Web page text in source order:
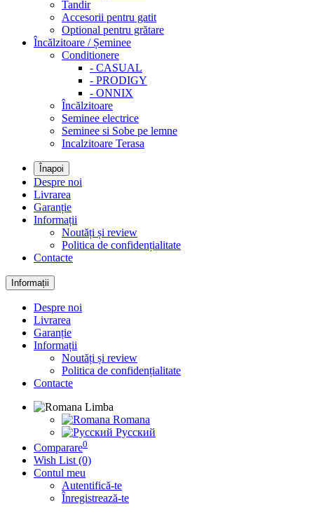
Tandir
Accesorii pentru gatit
Optional pentru grătare
Încălzitoare / Șeminee
Conditionere
- CASUAL
- PRODIGY
- ONNIX
Încălzitoare
Seminee electrice
Seminee si Sobe pe lemne
Incalzitoare Terasa
Înapoi
Despre noi
Livrarea
Garanție
Informații
Noutăți și review
Politica de confidențialitate
Contacte
Informații
Despre noi
Livrarea
Garanție
Informații
Noutăți și review
Politica de confidențialitate
Contacte
Limba
Romana
Русский
Comparare0
Wish List (0)
Contul meu
Autentifică-te
Înregistrează-te